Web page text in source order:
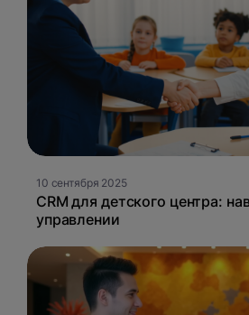
10 сентября 2025
CRM для детского центра:
управлении